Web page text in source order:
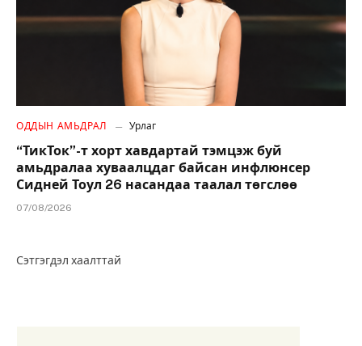
ОДДЫН АМЬДРАЛ Урлаг
“ТикТок”-т хорт хавдартай тэмцэж буй
амьдралаа хуваалцдаг байсан инфлюнсер
Сидней Тоул 26 насандаа таалал төгслөө
07/08/2026
Сэтгэгдэл хаалттай